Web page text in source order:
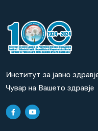
Институт за јавно
Чувар на Вашето здравје